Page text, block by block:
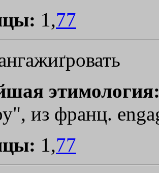
1,77
из франц.
1,77